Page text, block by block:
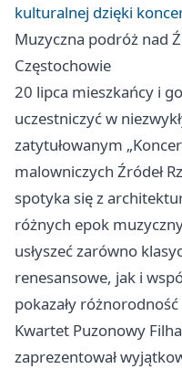
kulturalnej dzięki
Muzyczna podróż nad
Częstochowie
20 lipca mieszkańcy i
uczestniczyć w
zatytułowanym
malowniczych Źródeł
spotyka się z
różnych epok
usłyszeć zarówno
renesansowe, jak i
pokazały
Kwartet Puzonowy
zaprezentował